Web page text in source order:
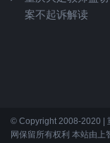
案不起诉解读
© Copyright 2008-2020 |
网保留所有权利 本站由上